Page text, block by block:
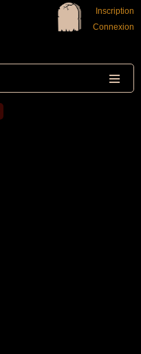
Inscription
Connexion